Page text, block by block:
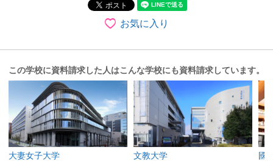
お気に入り
この学校に資料請求した人はこんな学校にも資料請求しています。
大妻女子大学 文教大学 國